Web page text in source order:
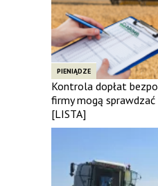
PIENIĄDZE
Kontrola dopłat
firmy mogą
[LISTA]